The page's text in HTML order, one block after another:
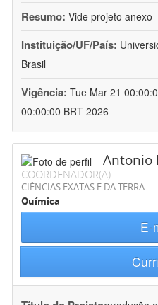
Resumo: Vide projeto anexo
Instituição/UF/País:
Brasil
Vigência: Tue Mar 21
00:00:00 BRT 2026
Antonio
COORDENADOR(A)
CIÊNCIAS EXATAS E DA TERRA
Química
E-